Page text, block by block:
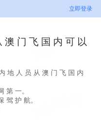
立即登录
澳 门 飞 国 内 可 以
地 人 员 从 澳 门 飞 国 内
第 一。
驾 护 航。